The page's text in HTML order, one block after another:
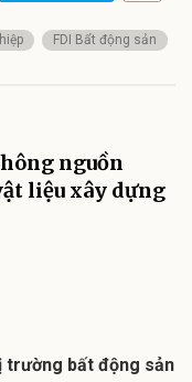
FDI Bẩt động sản
nguồn
liệu xây dựng
trường bất động sản